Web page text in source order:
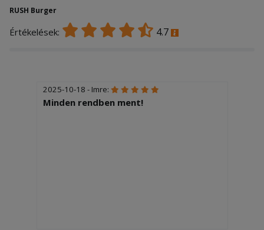
RUSH Burger
Értékelések: 4.7
2025-10-18 - Imre:
Minden rendben ment!